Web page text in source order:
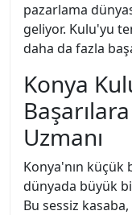
pazarlama
geliyor. Kulu'yu
daha da fazla
Konya
Uzmanı
Konya'nın küçük
dünyada büyük
Bu sessiz